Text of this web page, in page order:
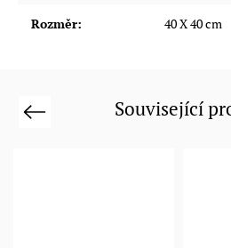
Rozměr: 40 X 40 cm
Související
Previous